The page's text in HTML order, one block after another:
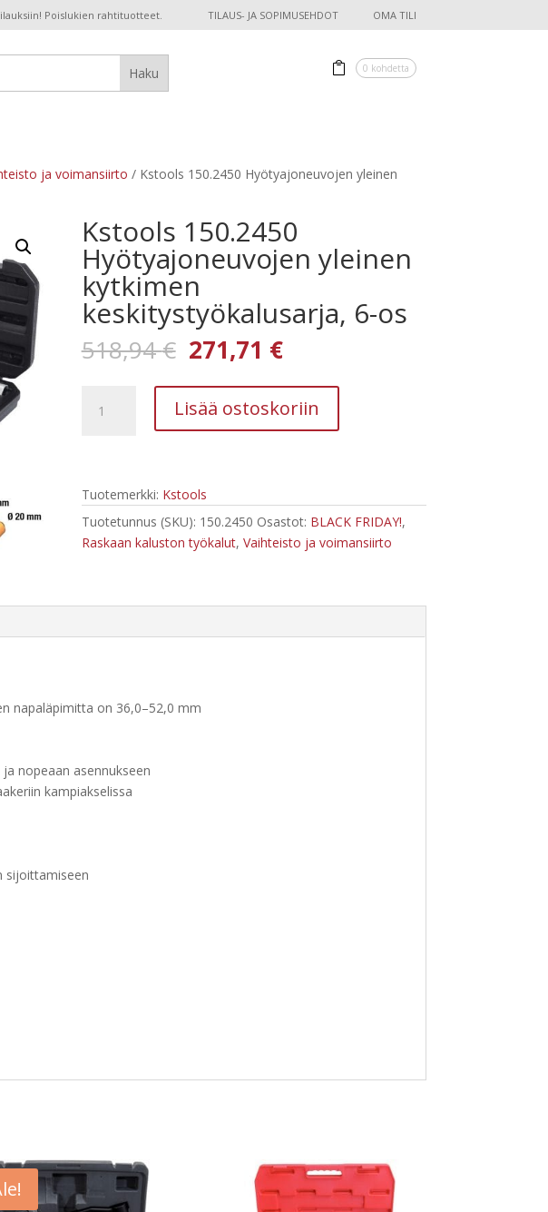
Poislukien rahtituotteet. TILAUS- JA SOPIMUSEHDOT OMA TILI
0 kohdetta
ja voimansiirto / Kstools 150.2450 Hyötyajoneuvojen yleinen
Kstools 150.2450
Hyötyajoneuvojen yleinen
kytkimen
keskitystyökalusarja, 6-os
518,94€ Alkuperäinen
hinta
oli:
518,94 €.
271,71 €Nykyinen
hinta
on:
271,71 €.
150.2450
Hyötyajoneuvojen
keskitystyökalusarja,
6-
os
Lisää ostoskoriin
Tuotemerkki: Kstools
Tuotetunnus (SKU): 150.2450 Osastot: BLACK FRIDAY!,
Raskaan kaluston työkalut, Vaihteisto ja voimansiirto
napaläpimitta on 36,0–52,0 mm
nopeaan asennukseen
kampiakselissa
sijoittamiseen